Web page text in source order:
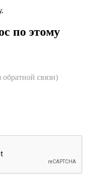
по этому
связи)